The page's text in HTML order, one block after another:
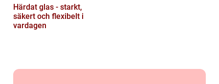
Härdat glas - starkt,
säkert och flexibelt i
vardagen